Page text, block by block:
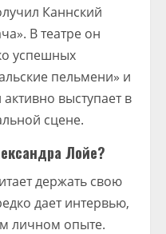
Каннский
В театре он
успешных
пельмени» и
выступает в
сцене.
Лойе?
держать свою
дает интервью,
личном опыте.